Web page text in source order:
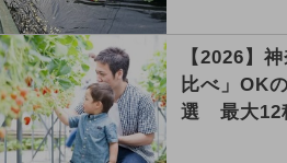
【2026】
比べ」OK
選 最大12